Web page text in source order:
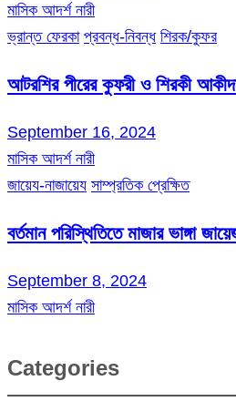
মাসিক আদর্শ নারী
ভ্রান্ত ফেরকা প্রবন্ধ-নিবন্ধ শিরক/কুফর
আটরশির পীরের কুফরী ও শিরকী
September 16, 2024
মাসিক আদর্শ নারী
জায়েয-নাজায়েয সাম্প্রতিক প্রেক্ষিত
বর্তমান পরিস্থিতিতে মাজার ভাঙ্গা
September 8, 2024
মাসিক আদর্শ নারী
Categories